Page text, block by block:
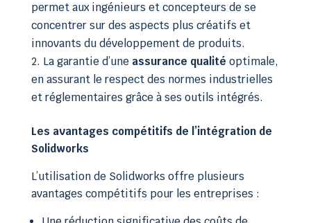
permet aux ingénieurs et concepteurs de se
concentrer sur des aspects plus créatifs et
innovants du développement de produits.
La garantie d’une assurance qualité optimale,
en assurant le respect des normes industrielles
et réglementaires grâce à ses outils intégrés.
Les avantages compétitifs de l’intégration de
Solidworks
L’utilisation de Solidworks offre plusieurs
avantages compétitifs pour les entreprises :